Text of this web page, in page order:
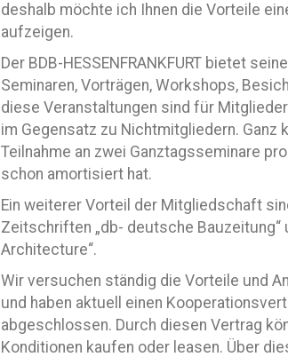
deshalb möchte ich Ihnen die Vorteile
aufzeigen.
Der BDB-HESSENFRANKFURT bietet
Seminaren, Vorträgen, Workshops,
diese Veranstaltungen sind für
im Gegensatz zu Nichtmitgliedern.
Teilnahme an zwei Ganztagsseminare
schon amortisiert hat.
Ein weiterer Vorteil der Mitgliedschaft
Zeitschriften „db- deutsche Bauzeitung“
Architecture“.
Wir versuchen ständig die Vorteile und
und haben aktuell einen
abgeschlossen. Durch diesen Vertrag
Konditionen kaufen oder leasen. Über